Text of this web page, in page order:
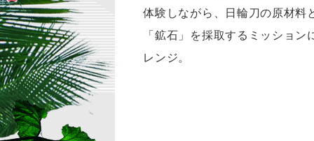
体験しながら、日輪刀の原材料
「鉱石」を採取するミッション
レンジ。